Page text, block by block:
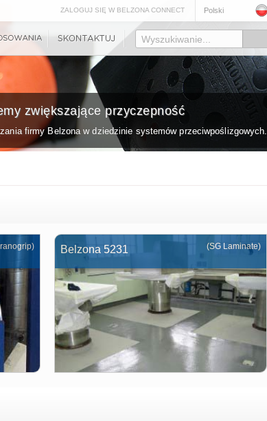
Polski
ZALOGUJ SIĘ W BELZONA CONNECT
Wyszukiwanie...
zwiększające przyczepność
firmy Belzona w dziedzinie systemów przeciwpoślizgowych.
Belzona 5231 (SG Laminate)